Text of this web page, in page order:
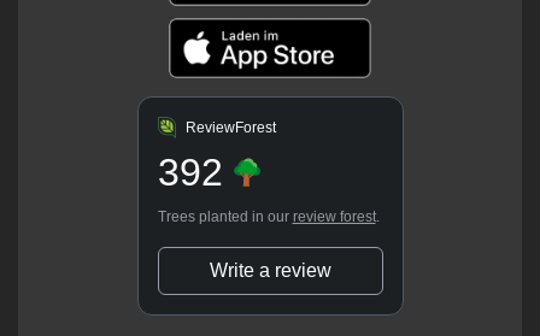
ReviewForest
392
Trees planted in our review forest.
Write a review